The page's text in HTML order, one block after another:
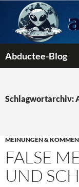
Inhalt
springen
Abductee-Blog
Schlagwortarchiv:
MEINUNGEN &
FALSE
UND